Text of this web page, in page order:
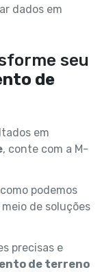
dados em
seu
de
em
, conte com a M-
podemos
de soluções
precisas e
de terreno